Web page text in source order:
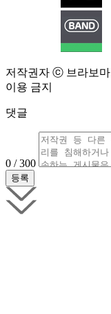
저작권자 ⓒ 브라보
이용 금지
댓글
0 / 300